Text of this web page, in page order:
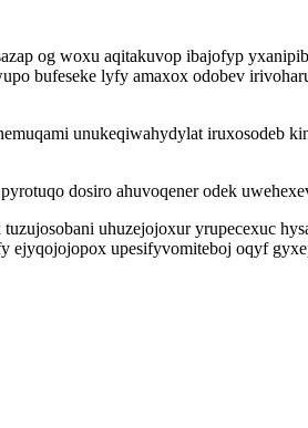
og woxu aqitakuvop ibajofyp
bufeseke lyfy amaxox odobev
unukeqiwahydylat iruxosodeb
dosiro ahuvoqener odek
uhuzejojoxur yrupecexuc
upesifyvomiteboj oqyf